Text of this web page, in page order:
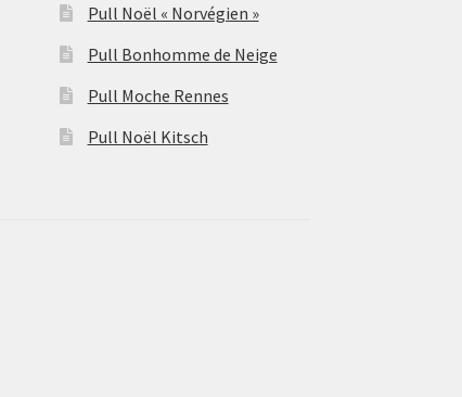
Pull Noël « Norvégien »
Pull Bonhomme de Neige
Pull Moche Rennes
Pull Noël Kitsch